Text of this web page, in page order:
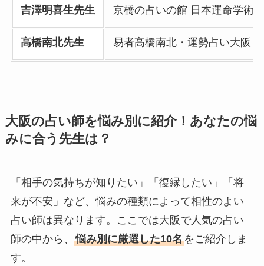
吉澤明喜生先生 京橋の占いの館 日本運命学術
高橋南北先生 易者高橋南北・運勢占い大阪
大阪の占い師を悩み別に紹介！あなたの悩
みに合う先生は？
「相手の気持ちが知りたい」「復縁したい」「将
来が不安」など、悩みの種類によって相性のよい
占い師は異なります。ここでは大阪で人気の占い
師の中から、 悩み別に厳選した10名をご紹介しま
す。